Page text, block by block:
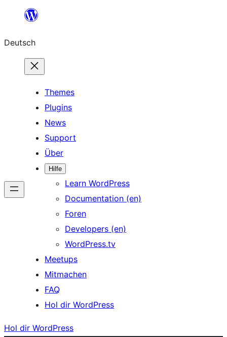
springen
Deutsch
Themes
Plugins
News
Support
Über
Hilfe
Learn WordPress
Documentation (en)
Foren
Developers (en)
WordPress.tv
Meetups
Mitmachen
FAQ
Hol dir WordPress
Hol dir WordPress